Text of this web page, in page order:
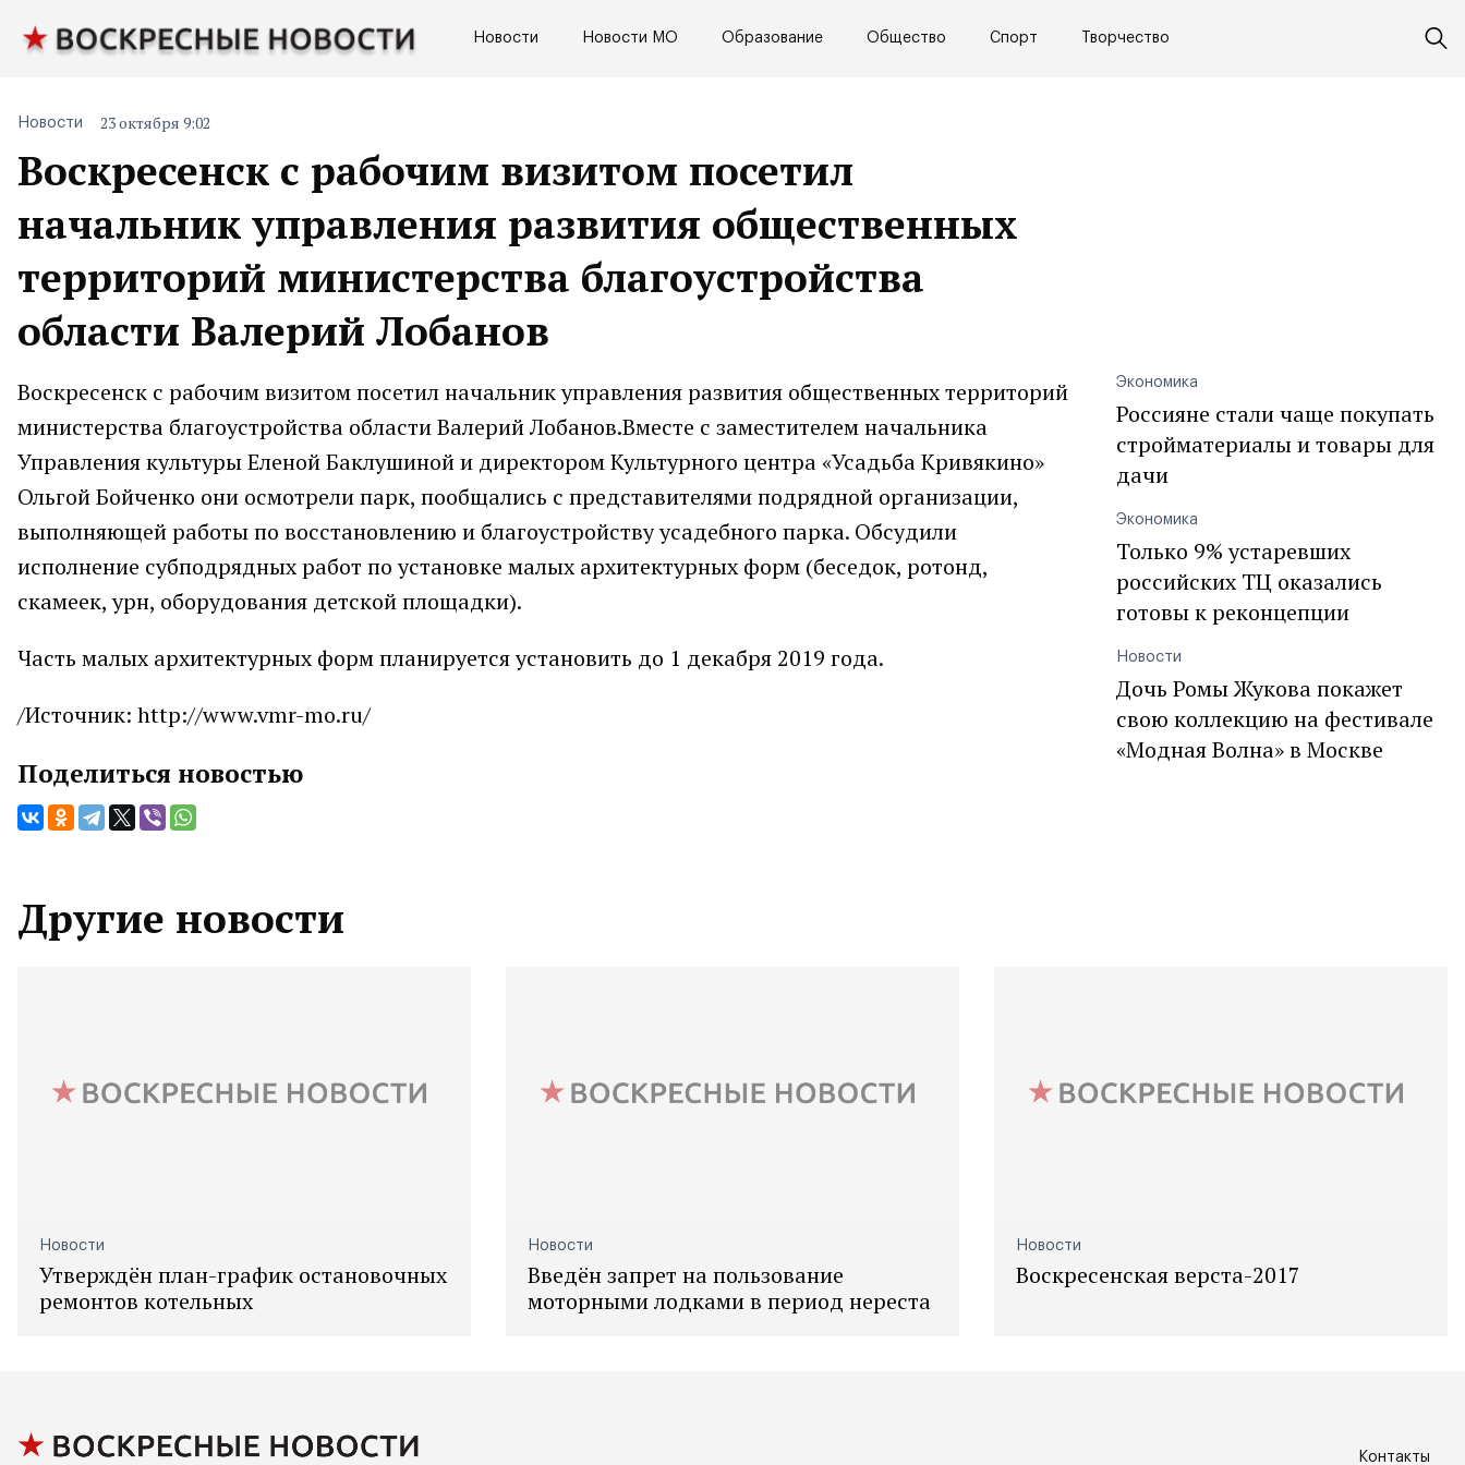
Новости Новости МО Образование Общество Спорт Творчество
Воскресенск с рабочим визитом посетил
начальник управления развития общественных
территорий министерства благоустройства
области Валерий Лобанов
Новости 23 октября 9:02
Воскресенск с рабочим визитом посетил начальник управления развития общественных территорий
министерства благоустройства области Валерий Лобанов.Вместе с заместителем начальника
Управления культуры Еленой Баклушиной и директором Культурного центра «Усадьба Кривякино»
Ольгой Бойченко они осмотрели парк, пообщались с представителями подрядной организации,
выполняющей работы по восстановлению и благоустройству усадебного парка. Обсудили
исполнение субподрядных работ по установке малых архитектурных форм (беседок, ротонд,
скамеек, урн, оборудования детской площадки).
Часть малых архитектурных форм планируется установить до 1 декабря 2019 года.
/Источник: http://www.vmr-mo.ru/
Поделиться новостью
Экономика
Россияне стали чаще покупать
стройматериалы и товары для
дачи
Экономика
Только 9% устаревших
российских ТЦ оказались
готовы к реконцепции
Новости
Дочь Ромы Жукова покажет
свою коллекцию на фестивале
«Модная Волна» в Москве
Другие новости
Новости
Утверждён план-график остановочных
ремонтов котельных
Новости
Введён запрет на пользование
моторными лодками в период нереста
Новости
Воскресенская верста-2017
Контакты